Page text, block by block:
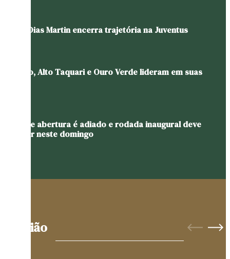
Pablo Dias Martin encerra trajetória na Juventus
Gaúcho, Alto Taquari e Ouro Verde lideram em suas
Jogo de abertura é adiado e rodada inaugural deve
ocorrer neste domingo
Opinião